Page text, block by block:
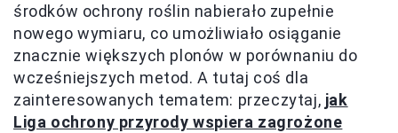
środków ochrony roślin nabierało zupełnie
nowego wymiaru, co umożliwiało osiąganie
znacznie większych plonów w porównaniu do
wcześniejszych metod. A tutaj coś dla
zainteresowanych tematem: przeczytaj, jak
Liga ochrony przyrody wspiera zagrożone